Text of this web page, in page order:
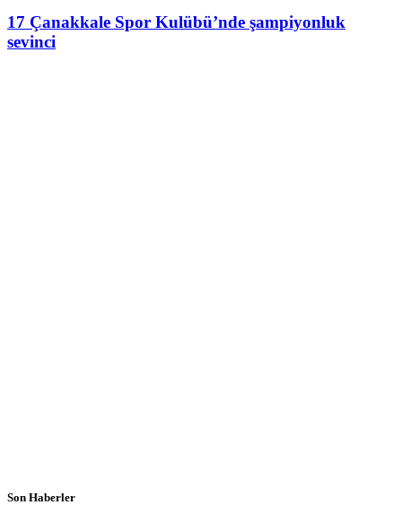
17 Çanakkale Spor Kulübü’nde şampiyonluk
sevinci
Son Haberler